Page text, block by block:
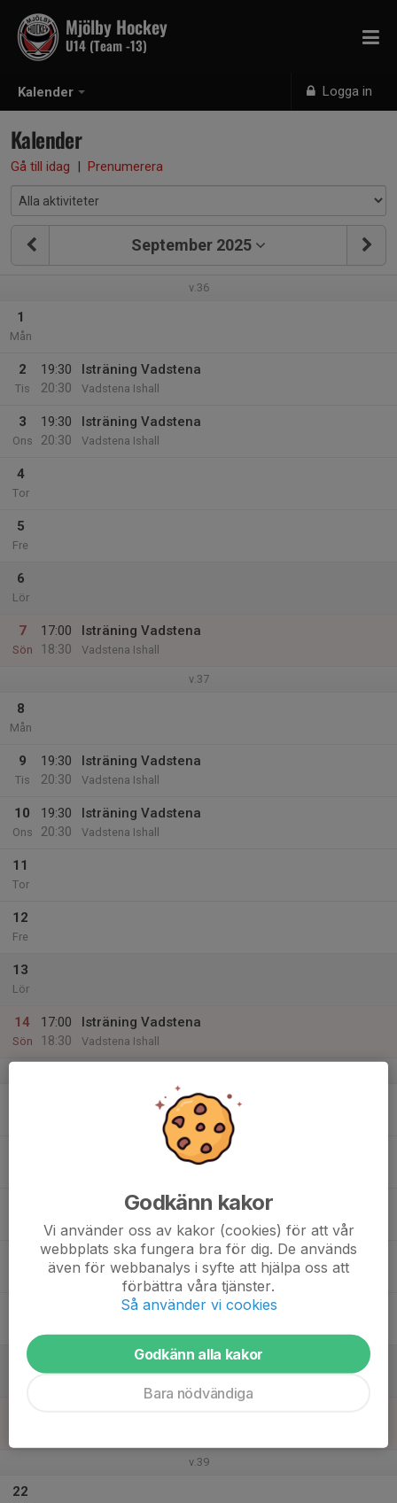
Kalender Logga in
Mjölby Hockey
U14 (Team -13)
Kalender
Gå till idag | Prenumerera
September 2025
v.36
1
Mån
2
Tis
19:30
20:30
Isträning Vadstena
Vadstena Ishall
3
Ons
19:30
20:30
Isträning Vadstena
Vadstena Ishall
4
Tor
5
Fre
6
Lör
7
Sön
17:00
18:30
Isträning Vadstena
Vadstena Ishall
v.37
8
Mån
9
Tis
19:30
20:30
Isträning Vadstena
Vadstena Ishall
10
Ons
19:30
20:30
Isträning Vadstena
Vadstena Ishall
11
Tor
12
Fre
13
Lör
14
Sön
17:00
18:30
Isträning Vadstena
Vadstena Ishall
Isträning Vadstena
Isträning Vadstena
20
v.39
22
Godkänn kakor
Vi använder oss av kakor (cookies) för att vår
webbplats ska fungera bra för dig. De används
även för webbanalys i syfte att hjälpa oss att
förbättra våra tjänster.
Så använder vi cookies
Godkänn alla kakor
Bara nödvändiga